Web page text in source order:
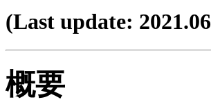
(Last update:
概要